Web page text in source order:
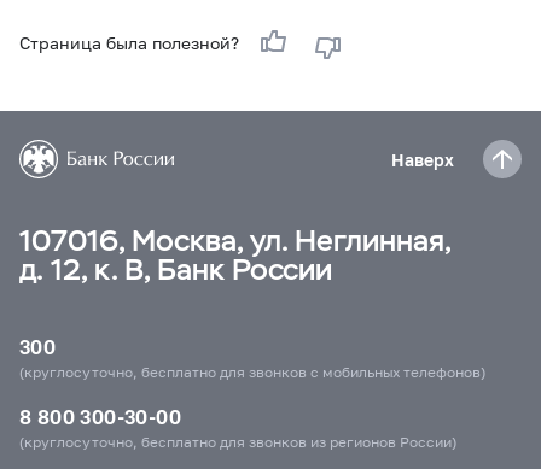
Страница была полезной?
Наверх
107016, Москва, ул. Неглинная,
д. 12, к. В, Банк России
300
(круглосуточно, бесплатно для звонков с мобильных телефонов)
8 800 300-30-00
(круглосуточно, бесплатно для звонков из регионов России)